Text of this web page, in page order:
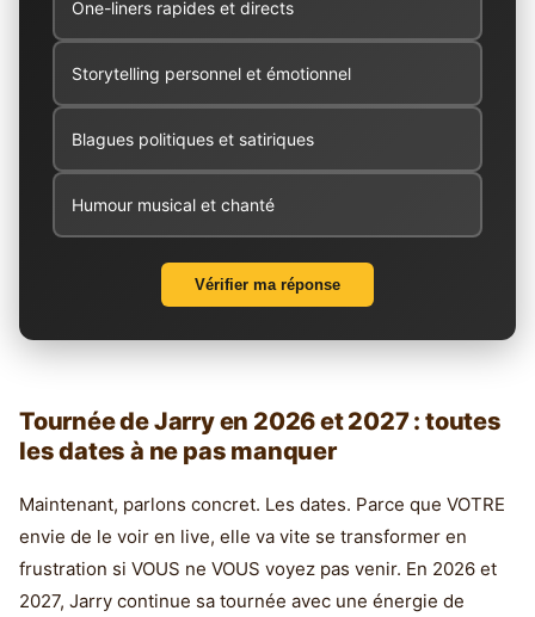
One-liners rapides et directs
Storytelling personnel et émotionnel
Blagues politiques et satiriques
Humour musical et chanté
Vérifier ma réponse
Tournée de Jarry en 2026 et 2027 : toutes
les dates à ne pas manquer
Maintenant, parlons concret. Les dates. Parce que VOTRE
envie de le voir en live, elle va vite se transformer en
frustration si VOUS ne VOUS voyez pas venir. En 2026 et
2027, Jarry continue sa tournée avec une énergie de